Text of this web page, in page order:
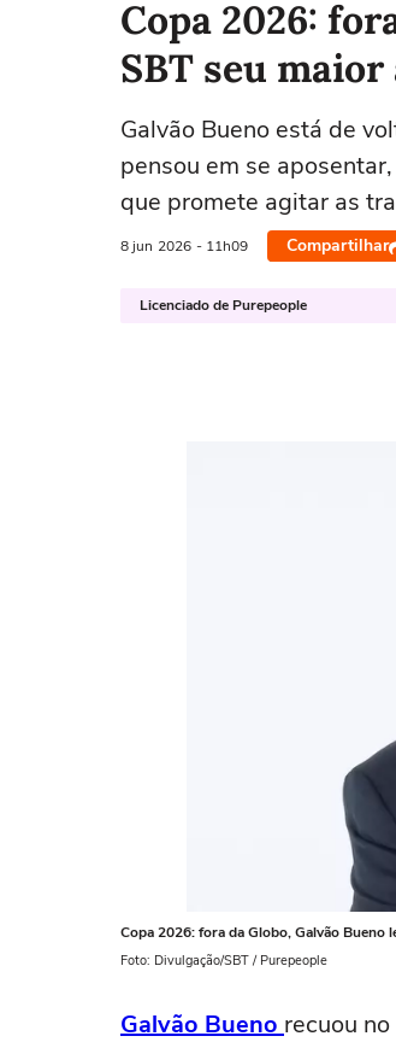
Copa 2026:
SBT seu
Galvão Bueno está de
pensou em se
que promete agitar as
8 jun 2026 - 11h09 Compartilhar
Licenciado de Purepeople
Copa 2026: fora da Globo, Galvão Bueno
Foto: Divulgação/SBT / Purepeople
Galvão Bueno recuou